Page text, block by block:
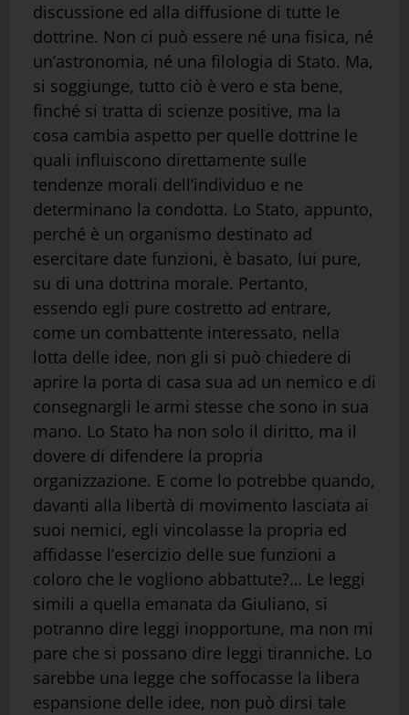
discussione ed alla diffusione di tutte le
dottrine. Non ci può essere né una fisica, né
un’astronomia, né una filologia di Stato. Ma,
si soggiunge, tutto ciò è vero e sta bene,
finché si tratta di scienze positive, ma la
cosa cambia aspetto per quelle dottrine le
quali influiscono direttamente sulle
tendenze morali dell’individuo e ne
determinano la condotta. Lo Stato, appunto,
perché è un organismo destinato ad
esercitare date funzioni, è basato, lui pure,
su di una dottrina morale. Pertanto,
essendo egli pure costretto ad entrare,
come un combattente interessato, nella
lotta delle idee, non gli si può chiedere di
aprire la porta di casa sua ad un nemico e di
consegnargli le armi stesse che sono in sua
mano. Lo Stato ha non solo il diritto, ma il
dovere di difendere la propria
organizzazione. E come lo potrebbe quando,
davanti alla libertà di movimento lasciata ai
suoi nemici, egli vincolasse la propria ed
affidasse l’esercizio delle sue funzioni a
coloro che le vogliono abbattute?… Le leggi
simili a quella emanata da Giuliano, si
potranno dire leggi inopportune, ma non mi
pare che si possano dire leggi tiranniche. Lo
sarebbe una legge che soffocasse la libera
espansione delle idee, non può dirsi tale